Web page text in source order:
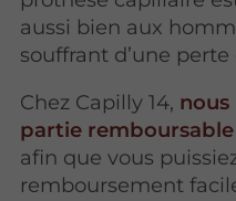
aussi bien aux
souffrant d’une
Chez Capilly 14, nous
partie
afin que vous
remboursement